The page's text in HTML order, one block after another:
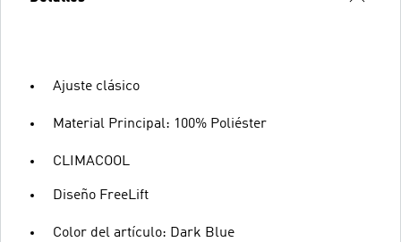
Ajuste clásico
Material Principal: 100% Poliéster
CLIMACOOL
Diseño FreeLift
Color del artículo: Dark Blue